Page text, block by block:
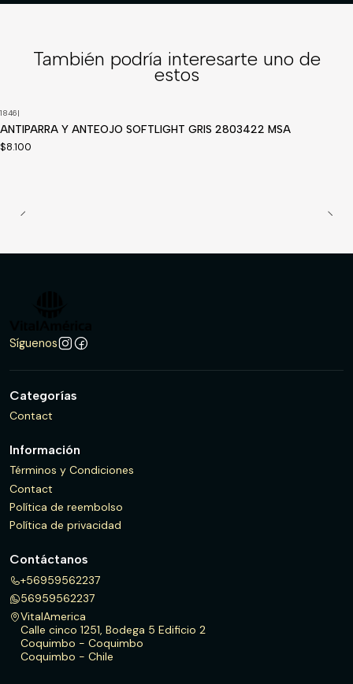
También podría interesarte uno de
estos
1846|
ANTIPARRA Y ANTEOJO SOFTLIGHT GRIS 2803422 MSA
$8.100
Síguenos
Categorías
Contact
Información
Términos y Condiciones
Contact
Política de reembolso
Política de privacidad
Contáctanos
+56959562237
56959562237
VitalAmerica
Calle cinco 1251, Bodega 5 Edificio 2
Coquimbo - Coquimbo
Coquimbo - Chile